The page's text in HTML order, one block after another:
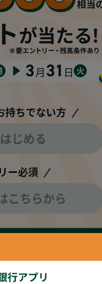
持ちでない方
じめる
ー必須
こちらから